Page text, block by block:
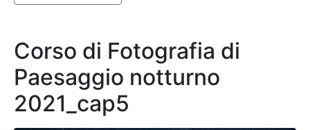
Corso di Fotografia di
Paesaggio notturno
2021_cap5